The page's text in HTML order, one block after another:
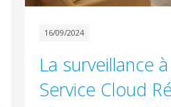
16/09/2024
La surveillance
Service Cloud